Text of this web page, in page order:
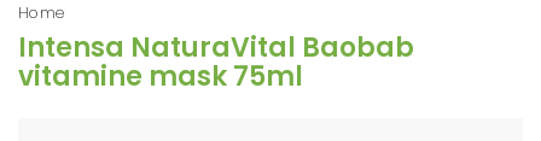
Home
Intensa NaturaVital Baobab
vitamine mask 75ml